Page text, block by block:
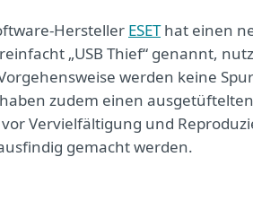
Hersteller ESEThat einen
„USB Thief“ genannt,
werden keine
zudem einen ausgetüftelten
Vervielfältigung und
gemacht werden.